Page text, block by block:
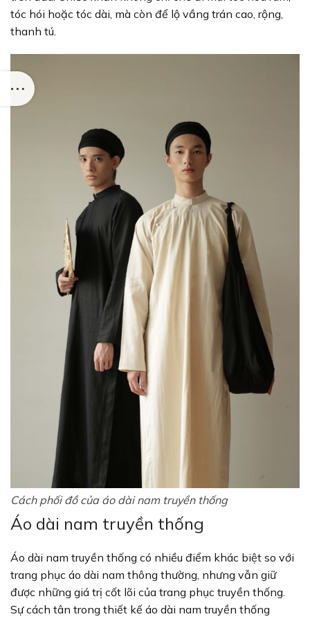
tóc hói hoặc tóc dài, mà còn để lộ vầng trán cao, rộng,
thanh tú.
Cách phối đồ của áo dài nam truyền thống
Áo dài nam truyền thống
Áo dài nam truyền thống có nhiều điểm khác biệt so với
trang phục áo dài nam thông thường, nhưng vẫn giữ
được những giá trị cốt lõi của trang phục truyền thống.
Sự cách tân trong thiết kế áo dài nam truyền thống